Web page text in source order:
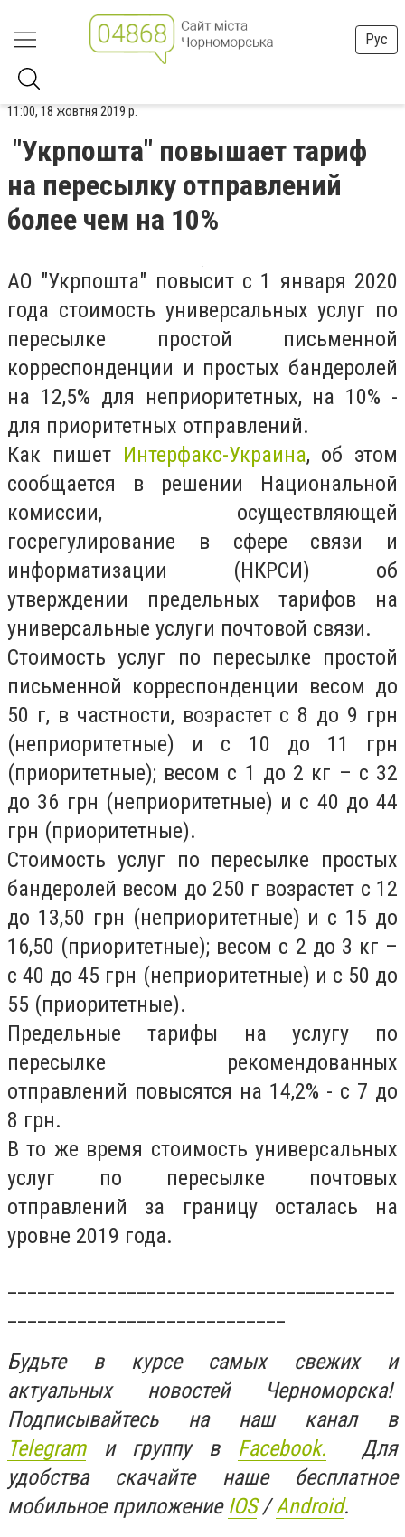
Рус
11:00, 18 жовтня 2019 р.
"Укрпошта" повышает тариф
на пересылку отправлений
более чем на 10%
АО "Укрпошта" повысит с 1 января 2020
года стоимость универсальных услуг по
пересылке простой письменной
корреспонденции и простых бандеролей
на 12,5% для неприоритетных, на 10% -
для приоритетных отправлений.
Как пишет Интерфакс-Украина, об этом
сообщается в решении Национальной
комиссии, осуществляющей
госрегулирование в сфере связи и
информатизации (НКРСИ) об
утверждении предельных тарифов на
универсальные услуги почтовой связи.
Стоимость услуг по пересылке простой
письменной корреспонденции весом до
50 г, в частности, возрастет с 8 до 9 грн
(неприоритетные) и с 10 до 11 грн
(приоритетные); весом с 1 до 2 кг – с 32
до 36 грн (неприоритетные) и с 40 до 44
грн (приоритетные).
Стоимость услуг по пересылке простых
бандеролей весом до 250 г возрастет с 12
до 13,50 грн (неприоритетные) и с 15 до
16,50 (приоритетные); весом с 2 до 3 кг –
с 40 до 45 грн (неприоритетные) и с 50 до
55 (приоритетные).
Предельные тарифы на услугу по
пересылке рекомендованных
отправлений повысятся на 14,2% - с 7 до
8 грн.
В то же время стоимость универсальных
услуг по пересылке почтовых
отправлений за границу осталась на
уровне 2019 года.
Будьте в курсе самых свежих и
актуальных новостей Черноморска!
Подписывайтесь на наш канал в
Telegramи группу в Facebook. Для
удобства скачайте наше бесплатное
мобильное приложение IOS/Android.